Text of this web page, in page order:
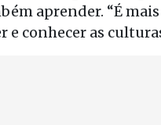
aprender. “É
conhecer as